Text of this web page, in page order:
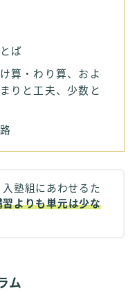
ば
算・わり算、およ
りと工夫、少数と
塾組にあわせるた
習よりも単元は少な
ム